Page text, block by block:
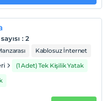
: 2
Kablosuz İnternet
(1 Adet) Tek Kişilik Yatak